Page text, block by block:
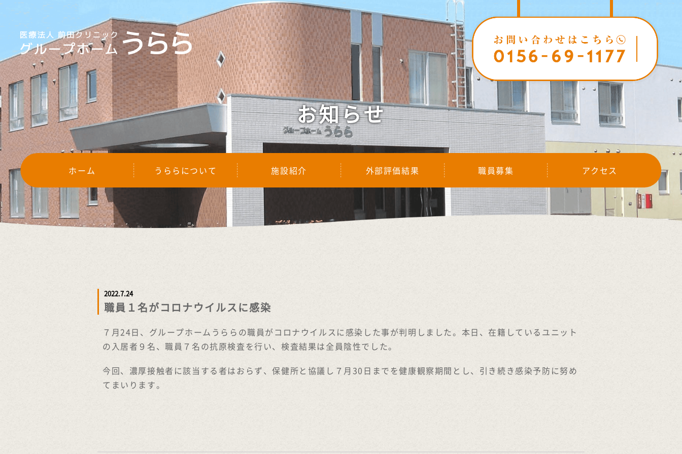
お知らせ
ホーム うららについて 施設紹介 外部評価結果 職員募集 アクセス
2022.7.24
職員１名がコロナウイルスに感染
７月24日、グループホームうららの職員がコロナウイルスに感染した事が判明しました。本日、在籍しているユニット
の入居者９名、職員７名の抗原検査を行い、検査結果は全員陰性でした。
今回、濃厚接触者に該当する者はおらず、保健所と協議し７月30日までを健康観察期間とし、引き続き感染予防に努め
てまいります。